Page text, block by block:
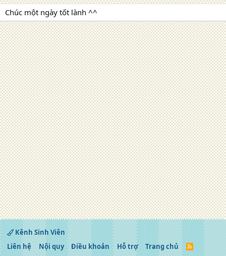
Chúc một ngày tốt lành ^^
Kênh Sinh Viên
Liên hệ
Nội quy Điều khoản Hỗ trợ Trang chủ
R